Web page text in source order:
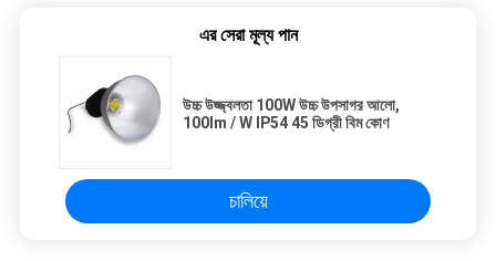
এর সেরা মূল্য পান
উচ্চ উজ্জ্বলতা 100W উচ্চ উপসাগর আলো,
100lm / W IP54 45 ডিগ্রী বিম কোণ
চালিয়ে